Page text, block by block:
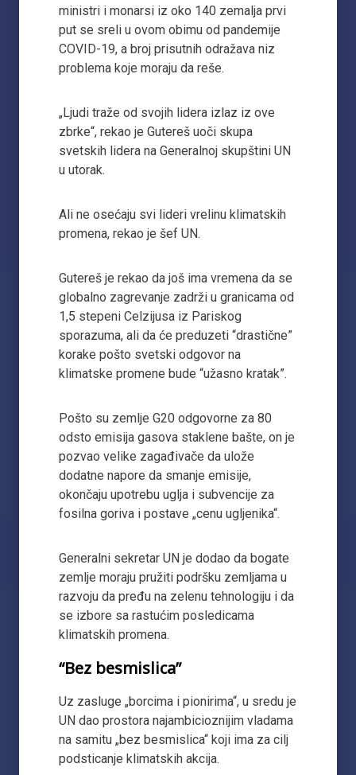
ministri i monarsi iz oko 140 zemalja prvi
put se sreli u ovom obimu od pandemije
COVID-19, a broj prisutnih odražava niz
problema koje moraju da reše.
„Ljudi traže od svojih lidera izlaz iz ove
zbrke“, rekao je Gutereš uoči skupa
svetskih lidera na Generalnoj skupštini UN
u utorak.
Ali ne osećaju svi lideri vrelinu klimatskih
promena, rekao je šef UN.
Gutereš je rekao da još ima vremena da se
globalno zagrevanje zadrži u granicama od
1,5 stepeni Celzijusa iz Pariskog
sporazuma, ali da će preduzeti “drastične”
korake pošto svetski odgovor na
klimatske promene bude “užasno kratak”.
Pošto su zemlje G20 odgovorne za 80
odsto emisija gasova staklene bašte, on je
pozvao velike zagađivače da ulože
dodatne napore da smanje emisije,
okončaju upotrebu uglja i subvencije za
fosilna goriva i postave „cenu ugljenika“.
Generalni sekretar UN je dodao da bogate
zemlje moraju pružiti podršku zemljama u
razvoju da pređu na zelenu tehnologiju i da
se izbore sa rastućim posledicama
klimatskih promena.
“Bez besmislica”
Uz zasluge „borcima i pionirima“, u sredu je
UN dao prostora najambicioznijim vladama
na samitu „bez besmislica“ koji ima za cilj
podsticanje klimatskih akcija.